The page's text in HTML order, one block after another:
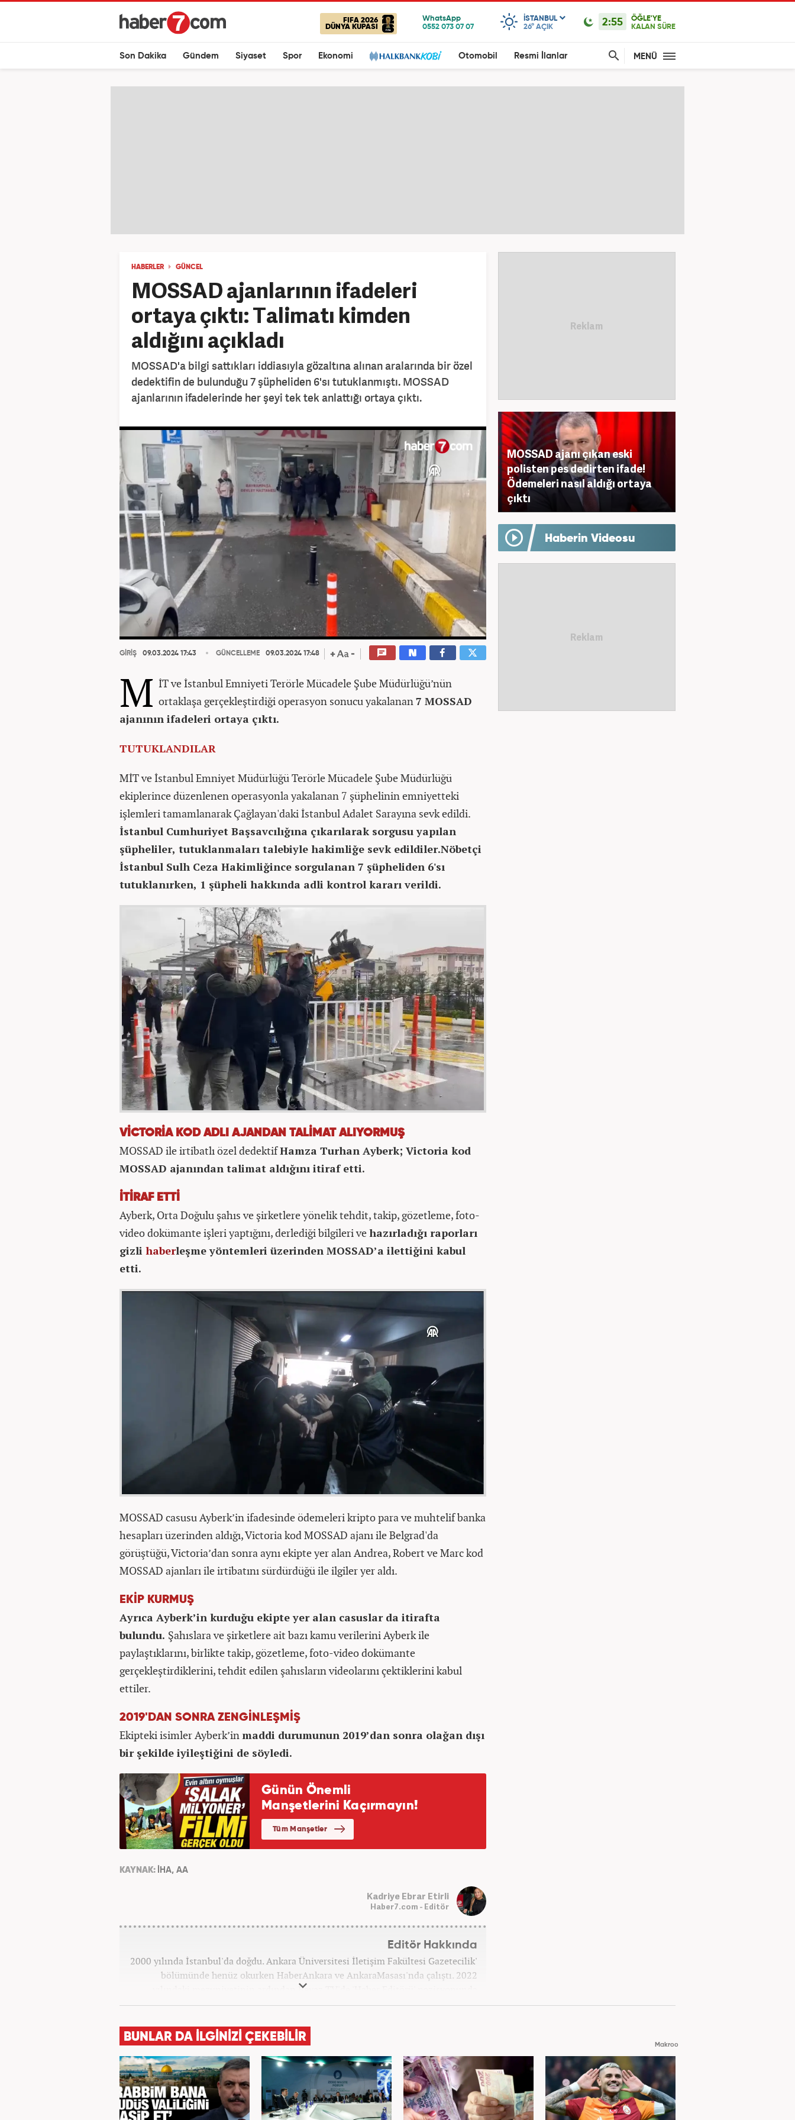
FIFA 2026
DÜNYA KUPASI
ISTANBUL
26° AÇIK 2:55
ÖĞLE'YE
KALAN SÜRE
Son Dakika Gündem Siyaset Spor Ekonomi Otomobil Resmi İlanlar MENÜ
HABERLER GÜNCEL
MOSSAD ajanlarının ifadeleri
ortaya çıktı: Talimatı kimden
aldığını açıkladı
MOSSAD'a bilgi sattıkları iddiasıyla gözaltına alınan aralarında bir özel
dedektifin de bulunduğu 7 şüpheliden 6'sı tutuklanmıştı. MOSSAD
ajanlarının ifadelerinde her şeyi tek tek anlattığı ortaya çıktı.
GİRİŞ 09.03.2024 17:43 GÜNCELLEME 09.03.2024 17:48
M İT ve İstanbul Emniyeti Terörle Mücadele Şube Müdürlüğü’nün
ortaklaşa gerçekleştirdiği operasyon sonucu yakalanan7 MOSSAD
ajanının ifadeleri ortaya çıktı.
TUTUKLANDILAR
MİT ve İstanbul Emniyet Müdürlüğü Terörle Mücadele Şube Müdürlüğü
ekiplerince düzenlenen operasyonla yakalanan 7 şüphelinin emniyetteki
işlemleri tamamlanarak Çağlayan'daki İstanbul Adalet Sarayına sevk edildi.
İstanbul Cumhuriyet Başsavcılığına çıkarılarak sorgusu yapılan
şüpheliler, tutuklanmaları talebiyle hakimliğe sevk edildiler.Nöbetçi
İstanbul Sulh Ceza Hakimliğince sorgulanan 7 şüpheliden 6'sı
tutuklanırken, 1 şüpheli hakkında adli kontrol kararı verildi.
VİCTORİA KOD ADLI AJANDAN TALİMAT ALIYORMUŞ
MOSSAD ile irtibatlı özel dedektifHamza Turhan Ayberk; Victoria kod
MOSSAD ajanından talimat aldığını itiraf etti.
İTİRAF ETTİ
Ayberk, Orta Doğulu şahıs ve şirketlere yönelik tehdit, takip, gözetleme, foto-
video dokümante işleri yaptığını, derlediği bilgileri vehazırladığı raporları
gizli haberleşme yöntemleri üzerinden MOSSAD’a ilettiğini kabul
etti.
MOSSAD casusu Ayberk’in ifadesinde ödemeleri kripto para ve muhtelif banka
hesapları üzerinden aldığı, Victoria kod MOSSAD ajanı ile Belgrad'da
görüştüğü, Victoria’dan sonra aynı ekipte yer alan Andrea, Robert ve Marc kod
MOSSAD ajanları ile irtibatını sürdürdüğü ile ilgiler yer aldı.
EKİP KURMUŞ
Ayrıca Ayberk’in kurduğu ekipte yer alan casuslar da itirafta
bulundu. Şahıslara ve şirketlere ait bazı kamu verilerini Ayberk ile
paylaştıklarını, birlikte takip, gözetleme, foto-video dokümante
gerçekleştirdiklerini, tehdit edilen şahısların videolarını çektiklerini kabul
ettiler.
2019'DAN SONRA ZENGİNLEŞMİŞ
Ekipteki isimler Ayberk’inmaddi durumunun 2019’dan sonra olağan dışı
bir şekilde iyileştiğini de söyledi.
KAYNAK: İHA, AA
Kadriye Ebrar Etirli
Haber7.com - Editör
Editör Hakkında
2000 yılında İstanbul'da doğdu. Ankara Üniversitesi İletişim Fakültesi Gazetecilik'
bölümünde henüz okurken HaberAnkara ve AnkaraMasası'nda çalıştı. 2022
yılındaki mezuniyetinin ardından Beyaz TV'de 'Haber Editörü' pozisyonunda
görev aldı. 2024 yılının Şubat ayından itibaren Haber7'deki Gündem Editörü
MOSSAD ajanı çıkan eski
polisten pes dedirten ifade!
Ödemeleri nasıl aldığı ortaya
çıktı
Haberin Videosu
BUNLAR DA İLGİNİZİ ÇEKEBİLİR
Makroo